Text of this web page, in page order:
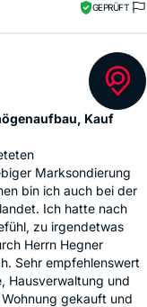
GEPRÜFT
Kauf
Marksondierung
bin ich auch bei der
Ich hatte nach
zu irgendetwas
Herrn Hegner
Sehr empfehlenswert
Hausverwaltung und
gekauft und